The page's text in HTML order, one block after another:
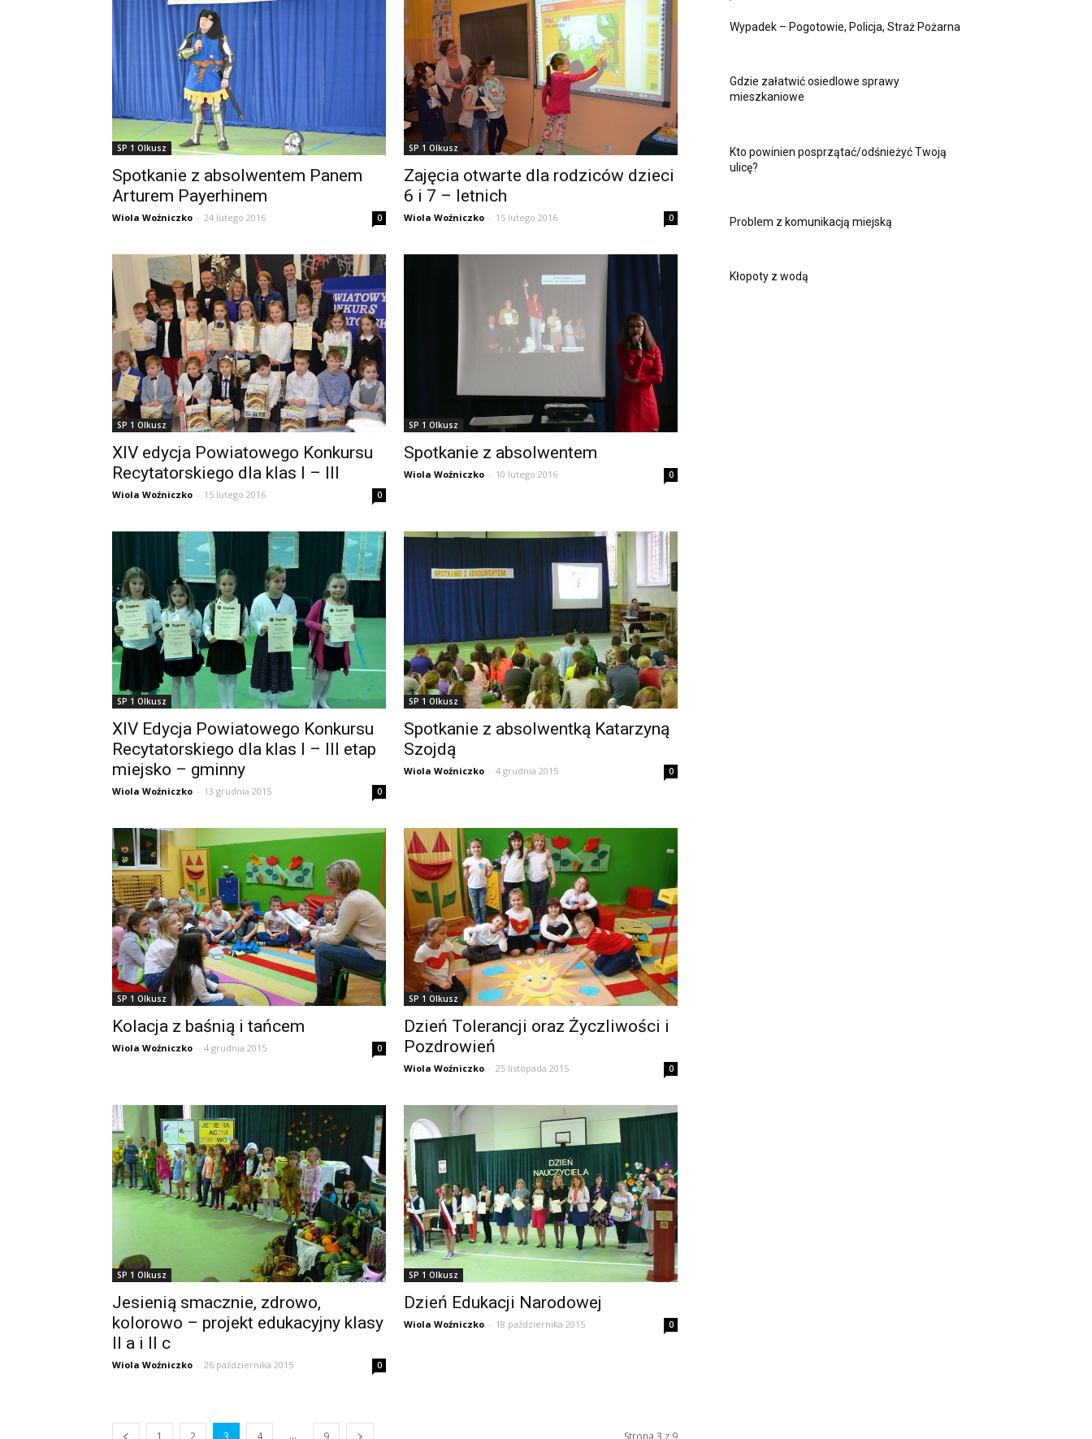
SP 1 Olkusz
Spotkanie z absolwentem Panem
Arturem Payerhinem
Wiola Woźniczko - 24 lutego 2016 0
SP 1 Olkusz
Zajęcia otwarte dla rodziców dzieci
6 i 7 – letnich
Wiola Woźniczko - 15 lutego 2016 0
SP 1 Olkusz
XIV edycja Powiatowego Konkursu
Recytatorskiego dla klas I – III
Wiola Woźniczko - 15 lutego 2016 0
SP 1 Olkusz
Spotkanie z absolwentem
Wiola Woźniczko - 10 lutego 2016 0
SP 1 Olkusz
XIV Edycja Powiatowego Konkursu
Recytatorskiego dla klas I – III etap
miejsko – gminny
Wiola Woźniczko - 13 grudnia 2015 0
SP 1 Olkusz
Spotkanie z absolwentką Katarzyną
Szojdą
Wiola Woźniczko - 4 grudnia 2015 0
SP 1 Olkusz
Kolacja z baśnią i tańcem
Wiola Woźniczko - 4 grudnia 2015 0
SP 1 Olkusz
Dzień Tolerancji oraz Życzliwości i
Pozdrowień
Wiola Woźniczko - 25 listopada 2015 0
SP 1 Olkusz
Jesienią smacznie, zdrowo,
kolorowo – projekt edukacyjny klasy
II a i II c
Wiola Woźniczko - 26 października 2015 0
SP 1 Olkusz
Dzień Edukacji Narodowej
Wiola Woźniczko - 18 października 2015 0
...
Wypadek – Pogotowie, Policja, Straż Pożarna
Gdzie załatwić osiedlowe sprawy
mieszkaniowe
Kto powinien posprzątać/odśnieżyć Twoją
ulicę?
Problem z komunikacją miejską
Kłopoty z wodą